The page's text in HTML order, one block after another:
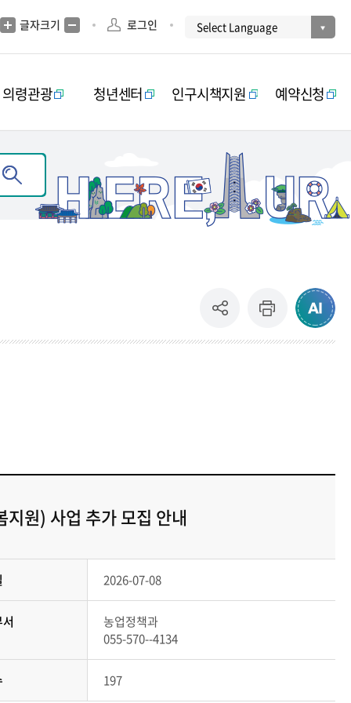
글자크기 로그인
의령관광 청년센터 인구시책지원 예약신청
원) 사업 추가 모집 안내
2026-07-08
농업정책과
055-570--4134
197